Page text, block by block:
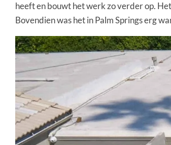
heeft en bouwt het werk zo verder op.
Bovendien was het in Palm Springs erg